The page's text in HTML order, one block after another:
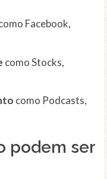
Facebook,
como Stocks,
como Podcasts,
podem ser